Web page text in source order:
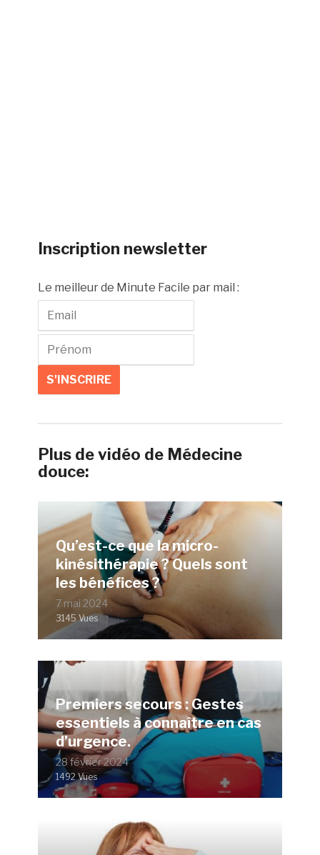
Inscription newsletter
Le meilleur de Minute Facile par mail :
Plus de vidéo de Médecine
douce:
Qu’est-ce que la micro-
kinésithérapie ? Quels sont
les bénéfices ?
7 mai 2024
3145 Vues
Premiers secours : Gestes
essentiels à connaître en cas
d’urgence.
28 février 2024
1492 Vues